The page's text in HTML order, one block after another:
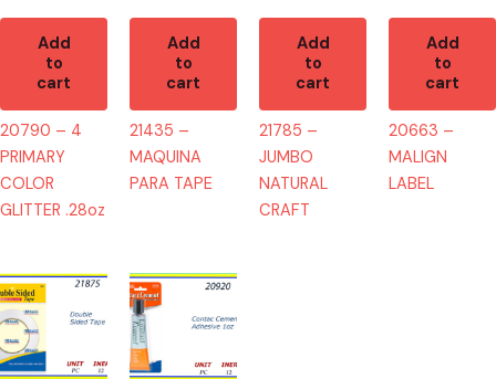
Add
to
cart
20790 – 4
PRIMARY
COLOR
GLITTER .28oz
Add
to
cart
21435 –
MAQUINA
PARA TAPE
Add
to
cart
21785 –
JUMBO
NATURAL
CRAFT
Add
to
cart
20663 –
MALIGN
LABEL
21875
-
MASKING
TAPE
20920
-
CONTACT
CEMENT